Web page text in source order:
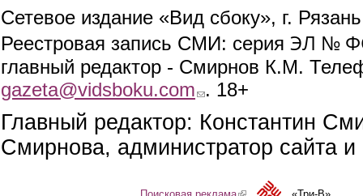
Сетевое издание «Вид сбоку», г.
Реестровая запись СМИ: серия ЭЛ №
главный редактор - Смирнов К.М.
gazeta@vidsboku.com (link sends e-mail)
. 18+
Главный редактор: Константин
Смирнова, администратор сайта